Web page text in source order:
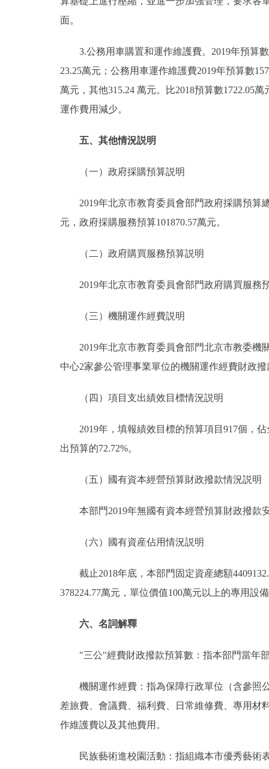
面。
3.公務用車購置和運作維護費。2019年預算數
23.25萬元；公務用車運作維護費2019年預算數
萬元，其他315.24 萬元。比2018預算數1722.05
運作費用減少。
五、其他情況説明
（一）政府採購預算説明
2019年北京市教育委員會部門政府採購預算總
元，政府採購服務預算101870.57萬元。
（二）政府購買服務預算説明
2019年北京市教育委員會部門政府購買服務預
（三）機關運作經費説明
2019年北京市教育委員會部門北京市教委機
中心2家參公管理事業單位的機關運作經費財政撥
（四）項目支出績效目標情況説明
2019年，填報績效目標的預算項目917個，佔
出預算的72.72%。
（五）國有資本經營預算財政撥款情況説明
本部門2019年無國有資本經營預算財政撥款
（六）國有資産佔用情況説明
截止2018年底，本部門固定資産總額
378224.77萬元，單位價值100萬元以上的專用設
六、名詞解釋
"三公"經費財政撥款預算數：指本部門當年部
機關運作經費：指為保障行政單位（含參照公
差旅費、會議費、福利費、日常維修費、專用材
作維護費以及其他費用。
民族藝術進校園活動：指組織本市優秀藝術表